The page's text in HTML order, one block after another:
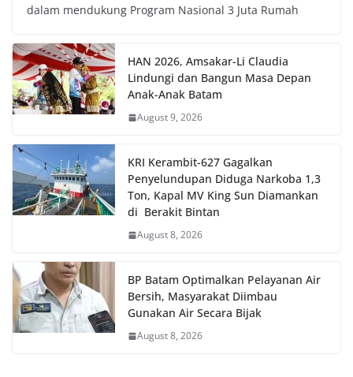
dalam mendukung Program Nasional 3 Juta Rumah
HAN 2026, Amsakar-Li Claudia
Lindungi dan Bangun Masa Depan
Anak-Anak Batam
August 9, 2026
KRI Kerambit-627 Gagalkan
Penyelundupan Diduga Narkoba 1,3
Ton, Kapal MV King Sun Diamankan
di Berakit Bintan
August 8, 2026
BP Batam Optimalkan Pelayanan Air
Bersih, Masyarakat Diimbau
Gunakan Air Secara Bijak
August 8, 2026